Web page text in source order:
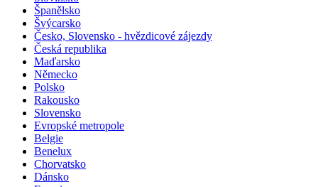
Slovinsko
Španělsko
Švýcarsko
Česko, Slovensko - hvězdicové zájezdy
Česká republika
Maďarsko
Německo
Polsko
Rakousko
Slovensko
Evropské metropole
Belgie
Benelux
Chorvatsko